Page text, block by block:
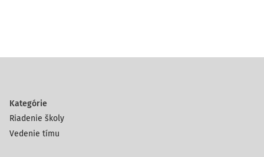
Kategórie
Riadenie školy
Vedenie tímu